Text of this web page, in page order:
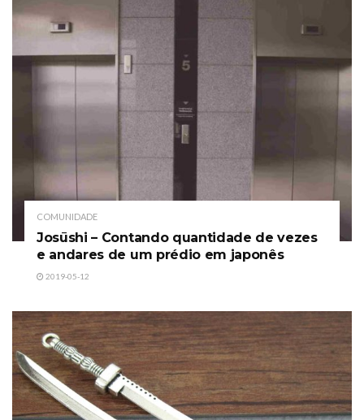
COMUNIDADE
Josūshi – Contando quantidade de vezes
e andares de um prédio em japonês
2019-05-12